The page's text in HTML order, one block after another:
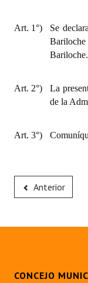
Art. 1°)
Se
Bariloche.
Art. 2°)
La
de la
Art. 3°)
Anterior
CONCEJO